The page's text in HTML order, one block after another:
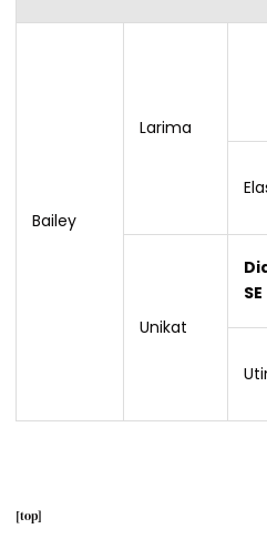
Bailey
Larima
Unikat
SE
[top]